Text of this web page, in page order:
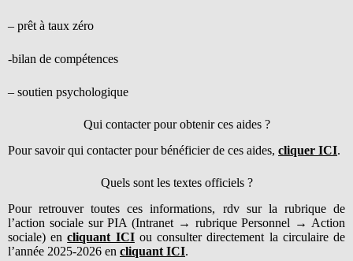
– prêt à taux zéro
-bilan de compétences
– soutien psychologique
Qui contacter pour obtenir ces aides ?
Pour savoir qui contacter pour bénéficier de ces aides, cliquer ICI.
Quels sont les textes officiels ?
Pour retrouver toutes ces informations, rdv sur la rubrique de
l’action sociale sur PIA (Intranet → rubrique Personnel → Action
sociale) encliquant ICIou consulter directement la circulaire de
l’année 2025-2026 en cliquant ICI.